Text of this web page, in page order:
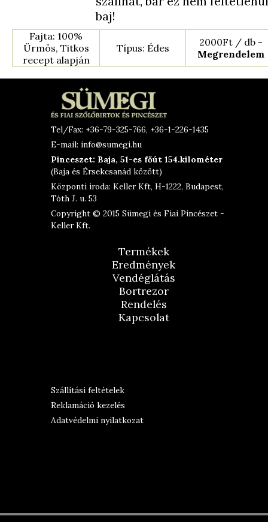
baj!
Fajta: 100%
Ürmös, Titkos
recept alapján
Típus: Édes
2000Ft / db -
Megrendelem
Tel/Fax: +36-79-325-766, +36-1-226-1435
E-mail: info@sumegi.hu
Pinceszet: Baja, 51-es főút 154.kilométer
(Baja és Érsekcsanád között)
Központi iroda: Keller Kft, H-1222, Budapest,
Tóth J. u. 53
Copyright © 2015 Sümegi és Fiai Pincészet -
Keller Kft.
Termékek
Eredmények
Vendéglátás
Bortrezor
Rendelés
Kapcsolat
Szállítási feltételek
Reklamáció kezelés
Adatvédelmi nyilatkozat